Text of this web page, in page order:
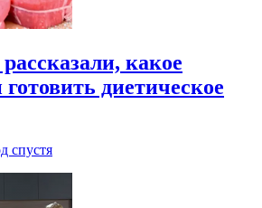
какое
диетическое
спустя